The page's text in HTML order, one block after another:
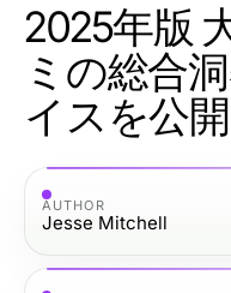
2025年版
ミの総合
イスを公開
AUTHOR
Jesse Mitchell